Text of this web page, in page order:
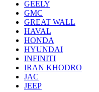
GEELY
GMC
GREAT WALL
HAVAL
HONDA
HYUNDAI
INFINITI
IRAN KHODRO
JAC
JEEP